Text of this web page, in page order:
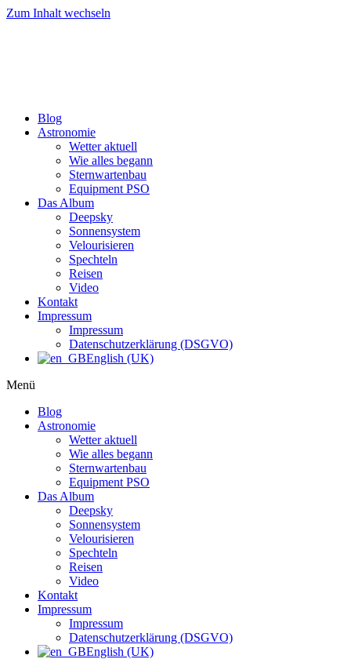
Zum Inhalt wechseln
Blog
Astronomie
Wetter aktuell
Wie alles begann
Sternwartenbau
Equipment PSO
Das Album
Deepsky
Sonnensystem
Velourisieren
Spechteln
Reisen
Video
Kontakt
Impressum
Impressum
Datenschutzerklärung (DSGVO)
English (UK)
Menü
Blog
Astronomie
Wetter aktuell
Wie alles begann
Sternwartenbau
Equipment PSO
Das Album
Deepsky
Sonnensystem
Velourisieren
Spechteln
Reisen
Video
Kontakt
Impressum
Impressum
Datenschutzerklärung (DSGVO)
English (UK)